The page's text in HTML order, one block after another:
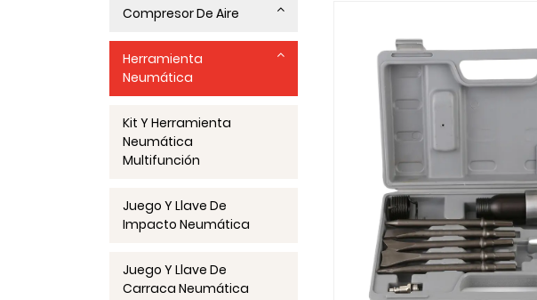
Compresor De Aire
Herramienta
Neumática
Kit Y Herramienta
Neumática
Multifunción
Juego Y Llave De
Impacto Neumática
Juego Y Llave De
Carraca Neumática